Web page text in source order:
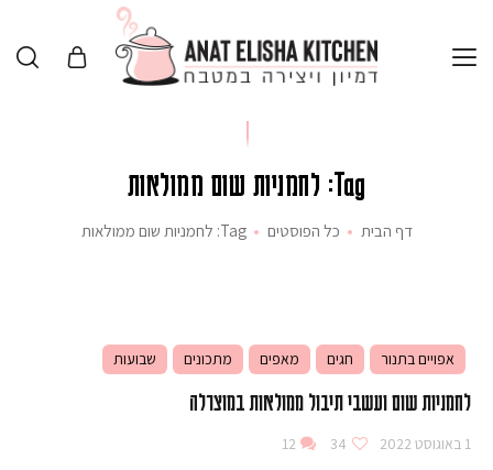
Tag: לחמניות שום ממולאות
דף הבית כל הפוסטים Tag: לחמניות שום ממולאות
אפויים בתנור חגים מאפים מתכונים שבועות
לחמניות שום ועשבי תיבול ממולאות במוצרלה
1 באוגוסט 2022 34
12